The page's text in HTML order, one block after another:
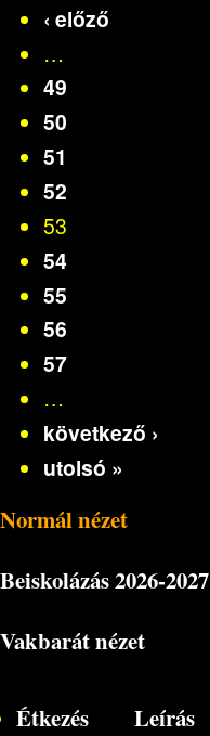
‹ előző
…
49
50
51
52
53
54
55
56
57
…
következő ›
utolsó »
Normál nézet
Beiskolázás2026-2027
Vakbarát nézet
Étkezés
Leírás